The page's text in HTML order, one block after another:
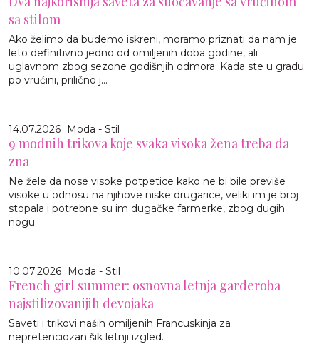
sa stilom
Ako želimo da budemo iskreni, moramo priznati da nam je
leto definitivno jedno od omiljenih doba godine, ali
uglavnom zbog sezone godišnjih odmora. Kada ste u gradu
po vrućini, prilično j...
14.07.2026 Moda - Stil
9 modnih trikova koje svaka visoka žena treba da
zna
Ne žele da nose visoke potpetice kako ne bi bile previše
visoke u odnosu na njihove niske drugarice, veliki im je broj
stopala i potrebne su im dugačke farmerke, zbog dugih
nogu.
10.07.2026 Moda - Stil
French girl summer: osnovna letnja garderoba
najstilizovanijih devojaka
Saveti i trikovi naših omiljenih Francuskinja za
nepretenciozan šik letnji izgled.